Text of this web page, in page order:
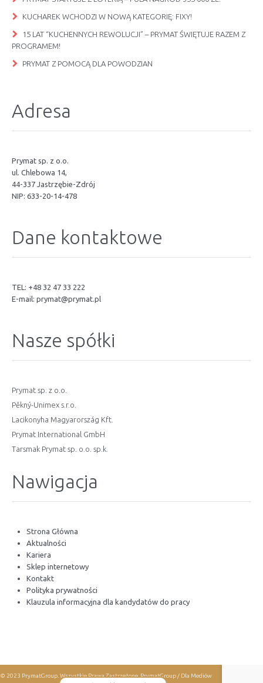
KUCHAREK WCHODZI W NOWĄ KATEGORIĘ: FIXY!
15 LAT “KUCHENNYCH REWOLUCJI” – PRYMAT ŚWIĘTUJE RAZEM Z
PROGRAMEM!
PRYMAT Z POMOCĄ DLA POWODZIAN
Adresa
Prymat sp. z o.o.
ul. Chlebowa 14,
44-337 Jastrzębie-Zdrój
NIP: 633-20-14-478
Dane kontaktowe
TEL: +48 32 47 33 222
E-mail: prymat@prymat.pl
Nasze spółki
Prymat sp. z o.o.
Pěkný-Unimex s.r.o.
Lacikonyha Magyarország Kft.
Prymat International GmbH
Tarsmak Prymat sp. o.o. sp.k.
Nawigacja
Strona Główna
Aktualności
Kariera
Sklep internetowy
Kontakt
Polityka prywatności
Klauzula informacyjna dla kandydatów do pracy
© 2023 PrymatGroup. Wszystkie Prawa Zastrzeżone. PrymatGroup / Dla Mediów